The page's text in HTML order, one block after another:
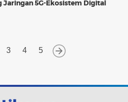
Jaringan 5G-Ekosistem Digital
3 4 5